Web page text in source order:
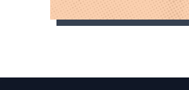
Éléments